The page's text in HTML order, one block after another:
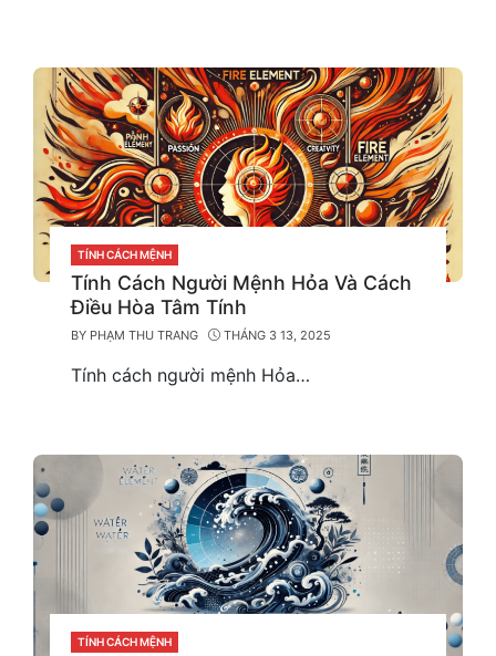
CATEGORIES
TÍNH CÁCH MỆNH
Tính Cách Người Mệnh Hỏa Và Cách
Điều Hòa Tâm Tính
BY PHẠM THU TRANG THÁNG 3 13, 2025
Tính cách người mệnh Hỏa…
CATEGORIES
TÍNH CÁCH MỆNH